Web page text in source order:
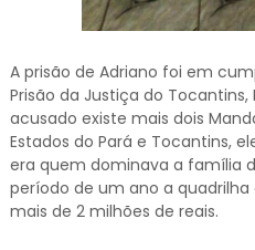
A prisão de Adriano foi em
Prisão da Justiça do
acusado existe mais dois
Estados do Pará e Tocantins,
era quem dominava a família
período de um ano a
mais de 2 milhões de reais.